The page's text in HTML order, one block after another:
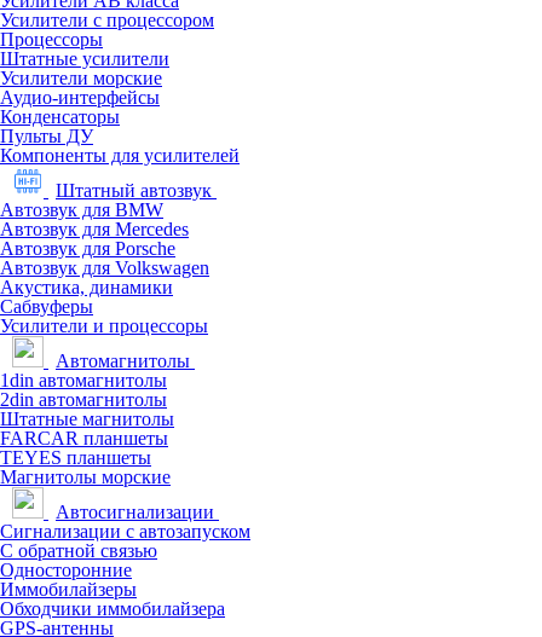
Усилители с процессором
Процессоры
Штатные усилители
Усилители морские
Аудио-интерфейсы
Конденсаторы
Пульты ДУ
Компоненты для усилителей
Штатный автозвук
Автозвук для BMW
Автозвук для Mercedes
Автозвук для Porsche
Автозвук для Volkswagen
Акустика, динамики
Сабвуферы
Усилители и процессоры
Автомагнитолы
1din автомагнитолы
2din автомагнитолы
Штатные магнитолы
FARCAR планшеты
TEYES планшеты
Магнитолы морские
Автосигнализации
Сигнализации с автозапуском
С обратной связью
Односторонние
Иммобилайзеры
Обходчики иммобилайзера
GPS-антенны